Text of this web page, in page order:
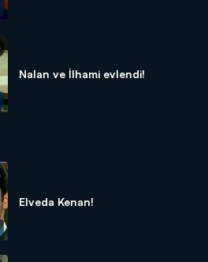
Nalan ve İlhami evlendi!
Elveda Kenan!